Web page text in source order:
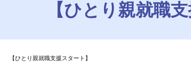
【ひとり親就職
【ひとり親就職支援スタート】